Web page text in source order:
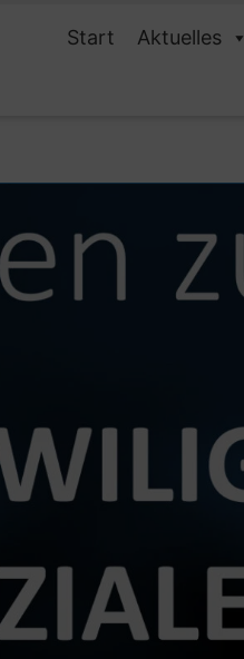
Start Aktuelles